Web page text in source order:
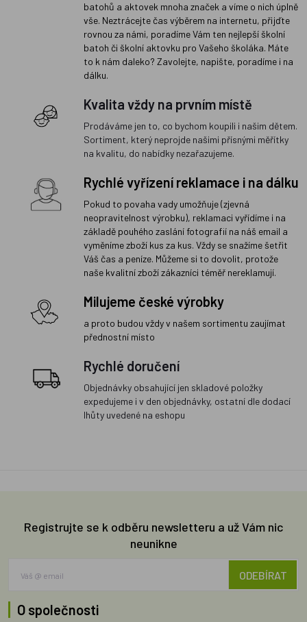
batohů a aktovek mnoha značek a víme o nich úplně
vše. Neztrácejte čas výběrem na internetu, přijďte
rovnou za námi, poradíme Vám ten nejlepší školní
batoh či školní aktovku pro Vašeho školáka. Máte
to k nám daleko? Zavolejte, napište, poradíme i na
dálku.
Kvalita vždy na prvním místě
Prodáváme jen to, co bychom koupili i našim dětem.
Sortiment, který neprojde našimi přísnými měřítky
na kvalitu, do nabídky nezařazujeme.
Rychlé vyřízení reklamace i na dálku
Pokud to povaha vady umožňuje (zjevná
neopravitelnost výrobku), reklamaci vyřídíme i na
základě pouhého zaslání fotografií na náš email a
vyměníme zboží kus za kus. Vždy se snažíme šetřit
Váš čas a peníze. Můžeme si to dovolit, protože
naše kvalitní zboží zákazníci téměř nereklamují.
Milujeme české výrobky
a proto budou vždy v našem sortimentu zaujímat
přednostní místo
Rychlé doručení
Objednávky obsahující jen skladové položky
expedujeme i v den objednávky, ostatní dle dodací
lhůty uvedené na eshopu
Registrujte se k odběru newsletteru a už Vám nic
neunikne
ODEBÍRAT
O společnosti